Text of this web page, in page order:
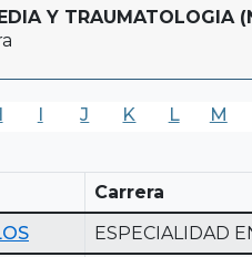
Y
I J K L M
Carrera
ESPECIALIDAD